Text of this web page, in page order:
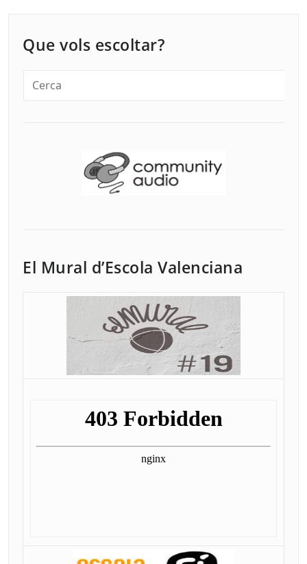
Que vols escoltar?
El Mural d’Escola Valenciana